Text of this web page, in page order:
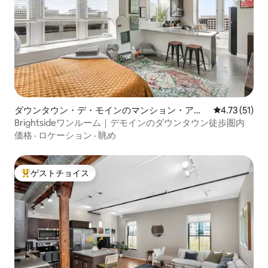
ダウンタウン・デ・モインのマンション・アパ
ート
レビュー51
4.73 (51)
Brightsideワンルーム｜デモインのダウンタウン徒歩圏内
価格 · ロケーション · 眺め
大好評のゲストチョイスです。
ゲストチョイス